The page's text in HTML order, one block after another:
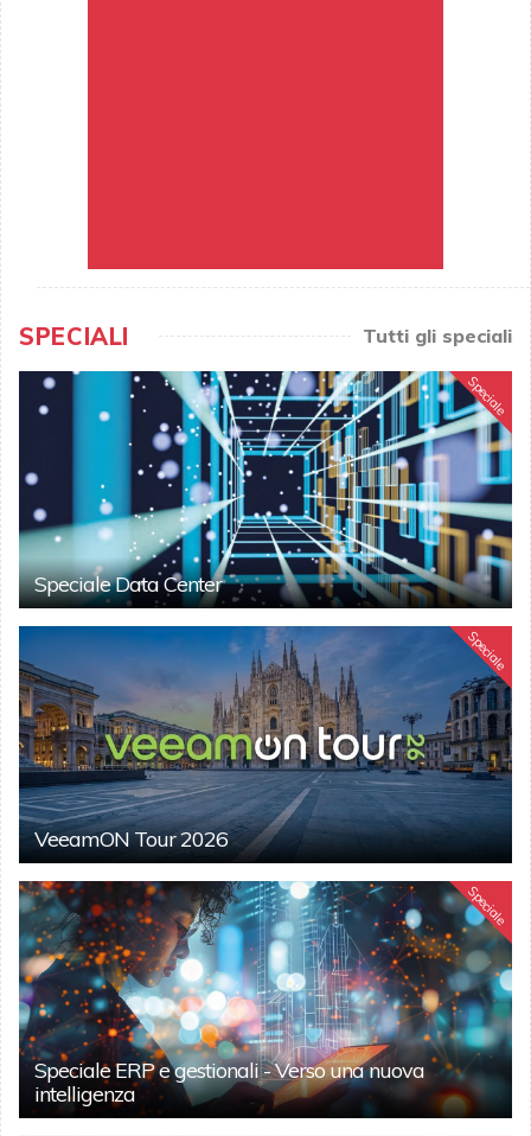
SPECIALI Tutti gli speciali
Speciale
Speciale Data Center
Speciale
VeeamON Tour 2026
Speciale
Speciale ERP e gestionali - Verso una nuova
intelligenza